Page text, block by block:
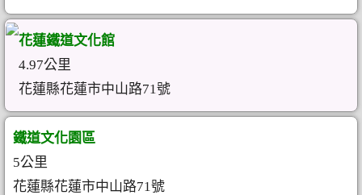
花蓮鐵道文化館
4.97公里
花蓮縣花蓮市中山路71號
鐵道文化園區
5公里
花蓮縣花蓮市中山路71號